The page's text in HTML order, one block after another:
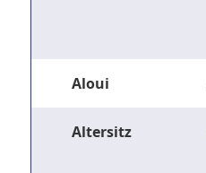
Aloui
Altersitz